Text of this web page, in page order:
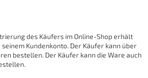
des Käufers im Online-Shop erhält
Kundenkonto. Der Käufer kann über
bestellen. Der Käufer kann die Ware auch